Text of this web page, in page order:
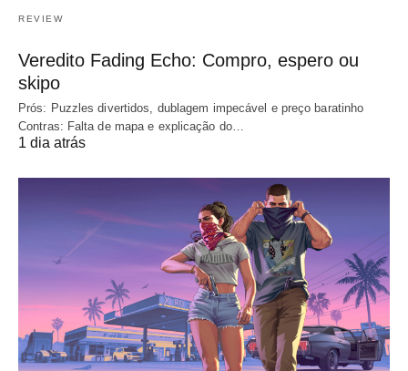
REVIEW
Veredito Fading Echo: Compro, espero ou
skipo
Prós: Puzzles divertidos, dublagem impecável e preço baratinho
Contras: Falta de mapa e explicação do…
1 dia atrás